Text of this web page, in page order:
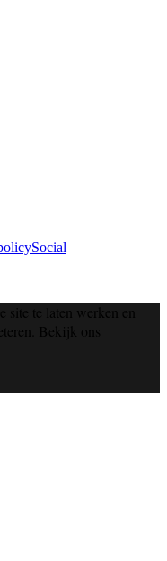
Social
te laten werken en
Bekijk ons